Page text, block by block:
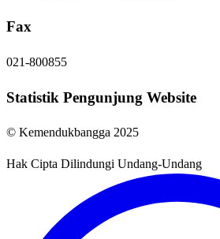
Fax
021-800855
Statistik Pengunjung Website
© Kemendukbangga 2025
Hak Cipta Dilindungi Undang-Undang